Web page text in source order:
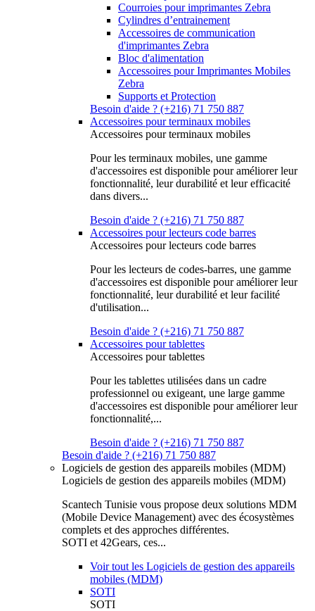
Courroies pour imprimantes Zebra
Cylindres d’entrainement
Accessoires de communication
d'imprimantes Zebra
Bloc d'alimentation
Accessoires pour Imprimantes Mobiles
Zebra
Supports et Protection
Besoin d'aide ? (+216) 71 750 887
Accessoires pour terminaux mobiles
Accessoires pour terminaux mobiles
Pour les terminaux mobiles, une gamme
d'accessoires est disponible pour améliorer leur
fonctionnalité, leur durabilité et leur efficacité
dans divers...
Besoin d'aide ? (+216) 71 750 887
Accessoires pour lecteurs code barres
Accessoires pour lecteurs code barres
Pour les lecteurs de codes-barres, une gamme
d'accessoires est disponible pour améliorer leur
fonctionnalité, leur durabilité et leur facilité
d'utilisation...
Besoin d'aide ? (+216) 71 750 887
Accessoires pour tablettes
Accessoires pour tablettes
Pour les tablettes utilisées dans un cadre
professionnel ou exigeant, une large gamme
d'accessoires est disponible pour améliorer leur
fonctionnalité,...
Besoin d'aide ? (+216) 71 750 887
Besoin d'aide ? (+216) 71 750 887
Logiciels de gestion des appareils mobiles (MDM)
Logiciels de gestion des appareils mobiles (MDM)
Scantech Tunisie vous propose deux solutions MDM
(Mobile Device Management) avec des écosystèmes
complets et des approches différentes.
SOTI et 42Gears, ces...
Voir tout les Logiciels de gestion des appareils
mobiles (MDM)
SOTI
SOTI